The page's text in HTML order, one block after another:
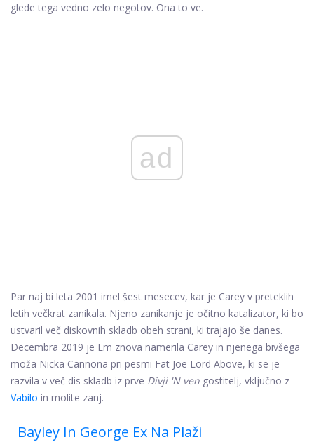
glede tega vedno zelo negotov. Ona to ve.
ad
Par naj bi leta 2001 imel šest mesecev, kar je Carey v preteklih
letih večkrat zanikala. Njeno zanikanje je očitno katalizator, ki bo
ustvaril več diskovnih skladb obeh strani, ki trajajo še danes.
Decembra 2019 je Em znova namerila Carey in njenega bivšega
moža Nicka Cannona pri pesmi Fat Joe Lord Above, ki se je
razvila v več dis skladb iz prve Divji 'N ven gostitelj, vključno z
Vabilo in molite zanj.
Bayley In George Ex Na Plaži